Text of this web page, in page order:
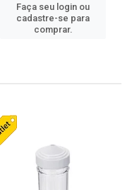
Faça seu login ou
cadastre-se para
comprar.